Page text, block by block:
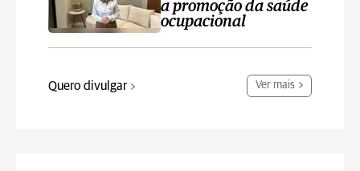
a promoção da saúde
ocupacional
Quero divulgar Ver mais